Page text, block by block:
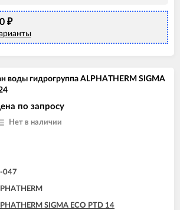
₽
воды гидрогруппа ALPHATHERM SIGMA
по запросу
Нет в наличии
047
SIGMA ECO PTD 14